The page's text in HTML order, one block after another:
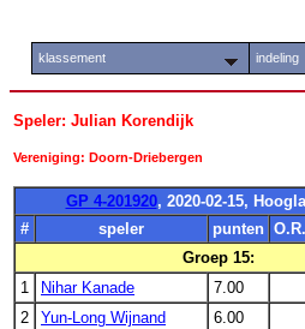
klassement indeling
Speler: Julian Korendijk
Vereniging: Doorn-Driebergen
GP 4-201920, 2020-02-15,
#
speler punten O.R.
Groep 15:
1
Nihar Kanade 7.00
2
Yun-Long Wijnand 6.00